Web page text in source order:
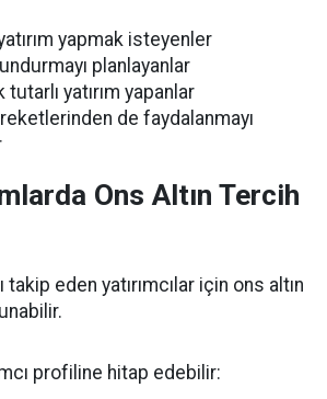
yapmak isteyenler
planlayanlar
yatırım yapanlar
de faydalanmayı
Ons Altın Tercih
eden yatırımcılar için ons altın
profiline hitap edebilir: